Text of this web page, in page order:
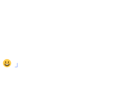
」